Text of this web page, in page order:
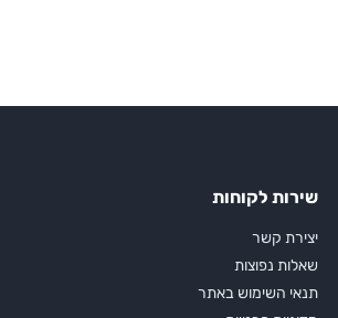
שירות לקוחות
יצירת קשר
שאלות נפוצות
תנאי השימוש באתר